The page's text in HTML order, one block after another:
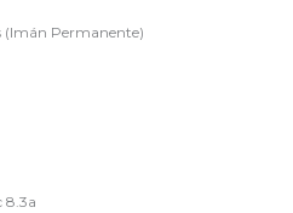
(Imán Permanente)
8.3a